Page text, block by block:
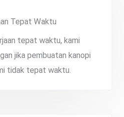
Tepat Waktu
tepat waktu, kami
jika pembuatan kanopi
tidak tepat waktu.